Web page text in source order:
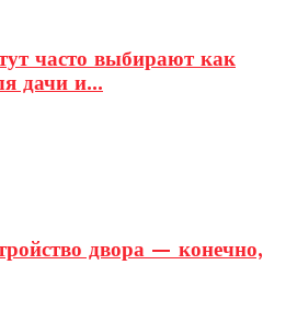
часто выбирают как
дачи и...
двора — конечно,